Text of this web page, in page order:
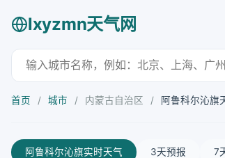
lxyzmn天气网
首页 / 城市 / 内蒙古自治区 / 阿鲁科尔沁旗
阿鲁科尔沁旗实时天气 3天预报 7